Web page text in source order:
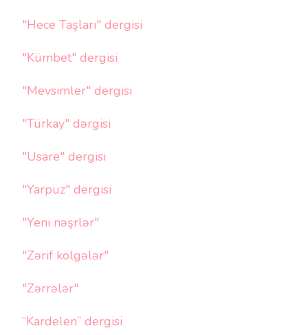
"Hece Taşları" dergisi
"Kümbet" dergisi
"Mevsimler" dergisi
"Türkay" dərgisi
"Usare" dergisi
"Yarpuz" dergisi
"Yeni nəşrlər"
"Zərif kölgələr"
"Zərrələr"
“Kardelen” dergisi